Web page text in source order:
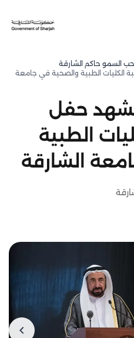
السمو حاكم الشارقة
الكليات الطبية والصحية في جامعة
يشهد حفل
الطبية
الشارقة